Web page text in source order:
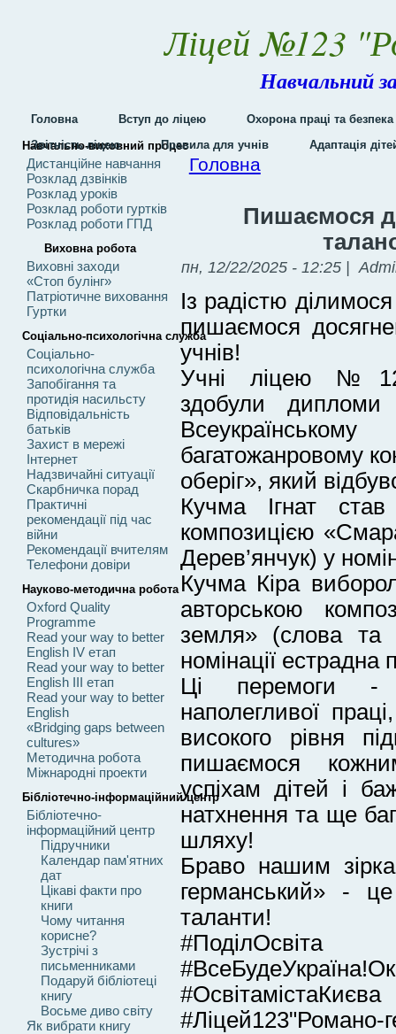
Ліцей №123
Навчальний
Головна Вступ до ліцею
Охорона праці та безпека
Звітність ліцею
Правила для учнів Адаптація
Навчально-виховний процес
Дистанційне навчання
Розклад дзвінків
Розклад уроків
Розклад роботи гуртків
Розклад роботи ГПД
Виховна робота
Виховні заходи
«Стоп булінг»
Патріотичне виховання
Гуртки
Соціально-психологічна служба
Соціально-
психологічна служба
Запобігання та
протидія насильсту
Відповідальність
батьків
Захист в мережі
Інтернет
Надзвичайні ситуації
Скарбничка порад
Практичні
рекомендації під час
війни
Рекомендації вчителям
Телефони довіри
Науково-методична робота
Oxford Quality
Programme
Read your way to better
English IV етап
Read your way to better
English III етап
Read your way to better
English
«Bridging gaps between
cultures»
Методична робота
Міжнародні проекти
Бібліотечно-інформаційний центр
Бібліотечно-
інформаційний центр
Підручники
Календар пам'ятних
дат
Цікаві факти про
книги
Чому читання
корисне?
Зустрічі з
письменниками
Подаруй бібліотеці
книгу
Восьме диво світу
Як вибрати книгу
Головна
Пишаємося
пн, 12/22/2025 - 12:25 |
Із радістю
пишаємося
учнів!
Учні ліцею
здобули
багатожанровому
оберіг», який
Кучма Ігнат
композицією
Дерев’янчук) у
Кучма Кіра
авторською
земля» (слова
номінації естрадна
Ці перемоги -
наполегливої
високого рівня
пишаємося
успіхам дітей і
натхнення та ще
шляху!
Браво нашим
германський» -
таланти!
#ПоділОсвіта
#ОсвітамістаКиєва
#Ліцей123"Романо-